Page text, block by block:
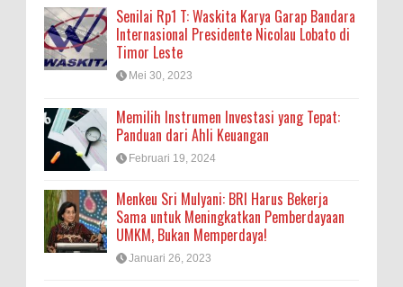
Senilai Rp1 T: Waskita Karya Garap Bandara
Internasional Presidente Nicolau Lobato di
Timor Leste
Mei 30, 2023
Memilih Instrumen Investasi yang Tepat:
Panduan dari Ahli Keuangan
Februari 19, 2024
Menkeu Sri Mulyani: BRI Harus Bekerja
Sama untuk Meningkatkan Pemberdayaan
UMKM, Bukan Memperdaya!
Januari 26, 2023